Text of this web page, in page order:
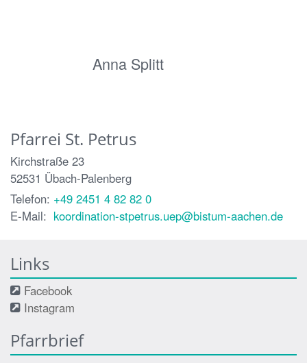
Anna Splitt
Pfarrei St. Petrus
Kirchstraße 23
52531 Übach-Palenberg
Telefon: +49 2451 4 82 82 0
E-Mail: koordination-stpetrus.uep@bistum-aachen.de
Links
Facebook
Instagram
Pfarrbrief